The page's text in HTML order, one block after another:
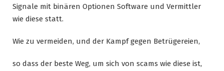
Signale mit binären Optionen Software und Vermittler
wie diese statt.
Wie zu vermeiden, und der Kampf gegen Betrügereien,
so dass der beste Weg, um sich von scams wie diese ist,